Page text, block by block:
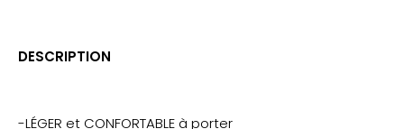
DESCRIPTION
-LÉGER et CONFORTABLE à porter